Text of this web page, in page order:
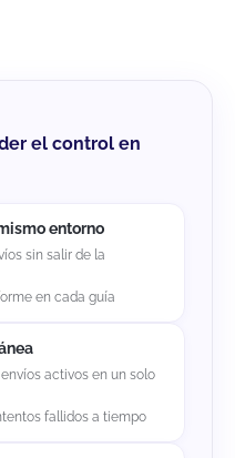
el control en
entorno
sin salir de la
en cada guía
activos en un solo
fallidos a tiempo